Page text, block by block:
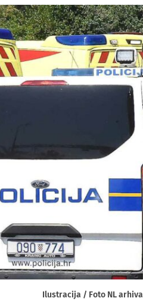
Ilustracija / Foto NL arhiva